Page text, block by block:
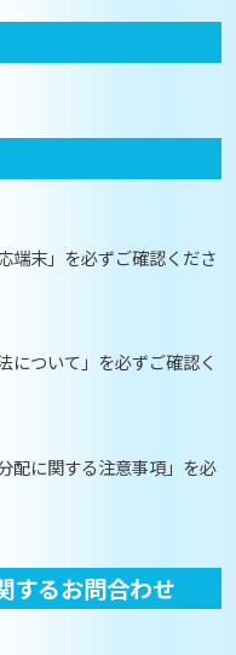
端末」を必ずご確認くださ
について」を必ずご確認く
配に関する注意事項」を必
するお問合わせ